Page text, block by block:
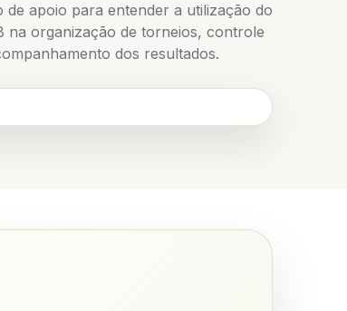
de apoio para entender a utilização do
na organização de torneios, controle
dos resultados.